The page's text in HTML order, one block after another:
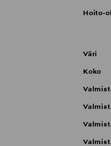
Hoito-
Väri
Koko